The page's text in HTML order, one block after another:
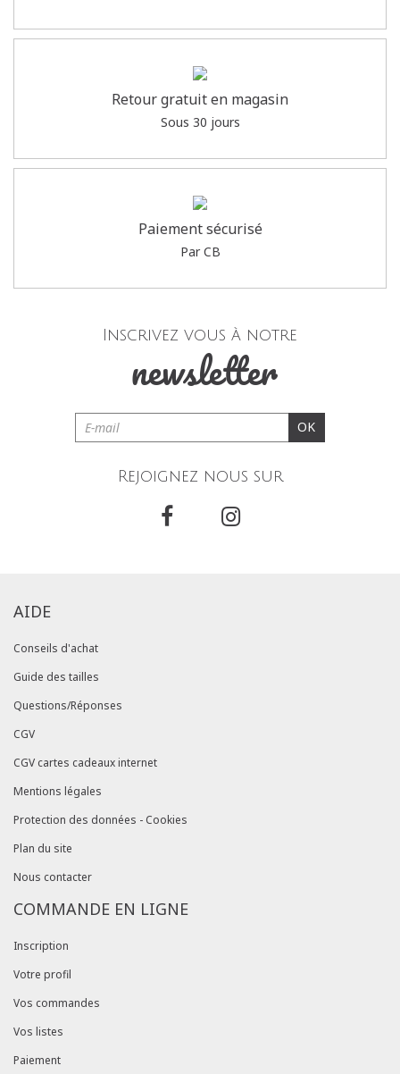
Retour gratuit en magasin
Sous 30 jours
Paiement sécurisé
Par CB
Inscrivez vous à notre
newsletter
OK
Rejoignez nous sur
AIDE
Conseils d'achat
Guide des tailles
Questions/Réponses
CGV
CGV cartes cadeaux internet
Mentions légales
Protection des données - Cookies
Plan du site
Nous contacter
COMMANDE EN LIGNE
Inscription
Votre profil
Vos commandes
Vos listes
Paiement